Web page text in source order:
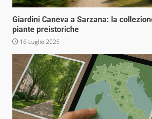
Giardini Caneva a Sarzana: la
piante preistoriche
16 Luglio 2026